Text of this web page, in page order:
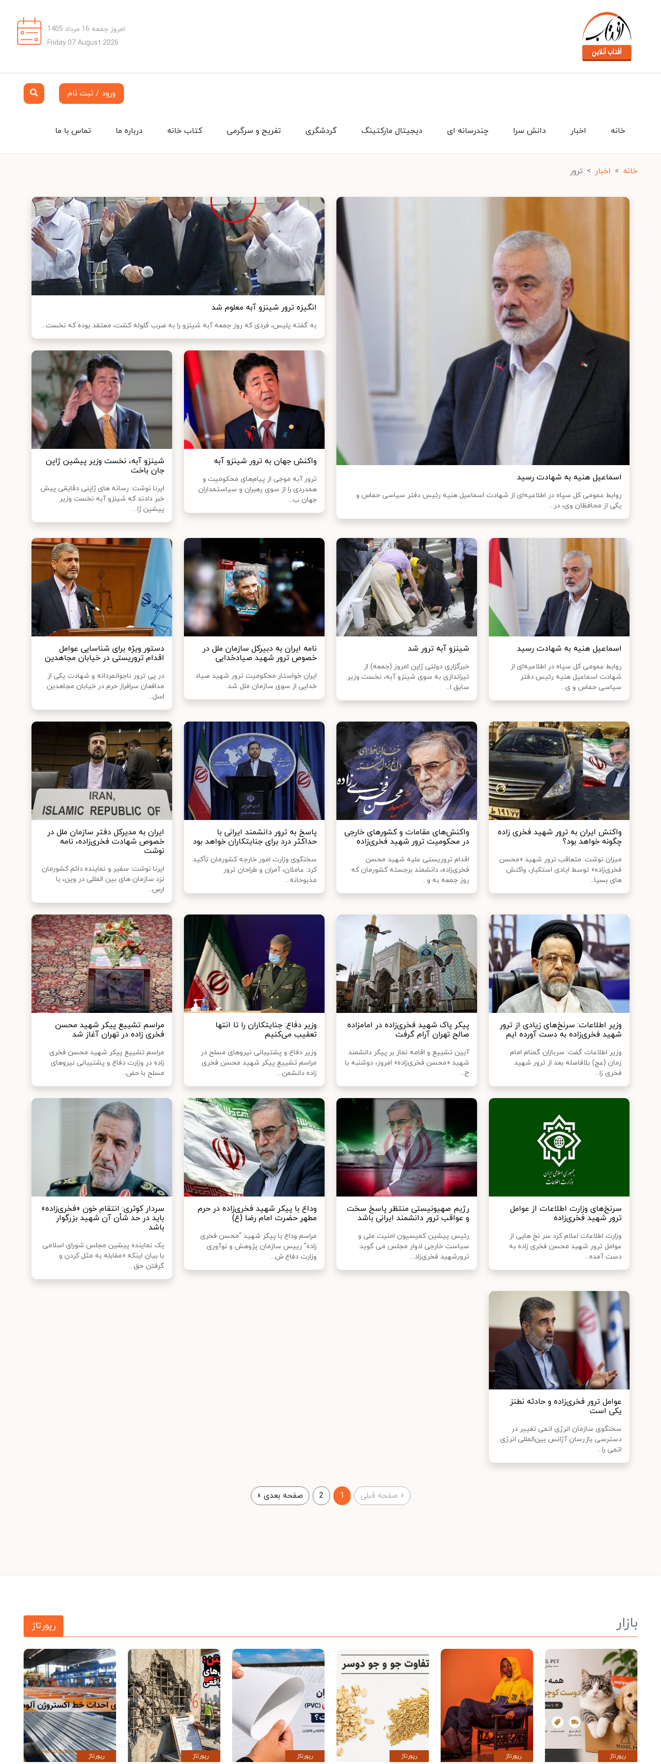
امروز جمعه 16 مرداد 1405
Friday 07 August 2026
ورود / ثبت نام
تماس با ما درباره ما کتاب خانه تفریح و سرگرمی گردشگری دیجیتال مارکتینگ چندرسانه ای دانش سرا اخبار خانه
خانه اخبار ترور
اسماعیل هنیه به شهادت رسید
روابط عمومی کل سپاه در اطلاعیه‌ای از شهادت اسماعیل هنیه رئیس دفتر سیاسی حماس و
یکی از محافظان وی، در...
انگیزه ترور شینزو آبه معلوم شد
به گفته پلیس، فردی که روز جمعه آبه شینزو را به ضرب گلوله کشت، معتقد بوده که نخست...
واکنش جهان به ترور شینزو آبه
ترور آبه موجی از پیام‌های محکومیت و
همدردی را از سوی رهبران و سیاستمداران
جهان ب...
شینزو آبه، نخست وزیر پیشین ژاپن
جان باخت
ایرنا نوشت: رسانه های ژاپنی دقایقی پیش
خبر دادند که شینزو آبه نخست وزیر
پیشین ژا...
اسماعیل هنیه به شهادت رسید
روابط عمومی کل سپاه در اطلاعیه‌ای از
شهادت اسماعیل هنیه رئیس دفتر
سیاسی حماس و ی...
شینزو آبه ترور شد
خبرگزاری دولتی ژاپن امروز (جمعه) از
تیراندازی به سوی شینزو آبه، نخست وزیر
سابق ا...
نامه ایران به دبیرکل سازمان ملل در
خصوص ترور شهید صیادخدایی
ایران خواستار محکومیت ترور شهید صیاد
خدایی از سوی سازمان ملل شد.
دستور ویژه برای شناسایی عوامل
اقدام تروریستی در خیابان مجاهدین
در پی ترور ناجوانمردانه و شهادت یکی از
مدافعان سرافراز حرم در خیابان مجاهدین
اسل...
واکنش ایران به ترور شهید فخری زاده
چگونه خواهد بود؟
میزان نوشت: متعاقب ترور شهید «محسن
فخری‌زاده» توسط ایادی استکبار، واکنش
های بسیا...
واکنش‌های مقامات و کشورهای خارجی
در محکومیت ترور شهید فخری‌زاده
اقدام تروریستی علیه شهید محسن
فخری‌زاده، دانشمند برجسته کشورمان که
روز جمعه به و...
پاسخ به ترور دانشمند ایرانی با
حداکثر درد برای جنایتکاران خواهد بود
سخنگوی وزارت امور خارجه کشورمان تأکید
کرد: عاملان، آمران و طراحان ترور
مذبوحانه...
ایران به مدیرکل دفتر سازمان ملل در
خصوص شهادت فخری‌زاده، نامه
نوشت
ایرنا نوشت: سفیر و نماینده دائم کشورمان
نزد سازمان های بین المللی در وین، با
ارس...
وزیر اطلاعات: سرنخ‌های زیادی از ترور
شهید فخری‌زاده به دست آورده ایم
وزیر اطلاعات گفت: سربازان گمنام امام
زمان (عج) بلافاصله بعد از ترور شهید
فخری زا...
پیکر پاک شهید فخری‌زاده در امامزاده
صالح تهران آرام گرفت
آیین تشییع و اقامه نماز بر پیکر دانشمند
شهید «محسن فخری‌زاده» امروز، دوشنبه با
ح...
وزیر دفاع: جنایتکاران را تا انتها
تعقیب می‌کنیم
وزیر دفاع و پشتیبانی نیروهای مسلح در
مراسم تشییع پیکر شهید محسن فخری
زاده دانشمن...
مراسم تشییع پیکر شهید محسن
فخری زاده در تهران آغاز شد
مراسم تشییع پیکر شهید محسن فخری
زاده در وزارت دفاع و پشتیبانی نیروهای
مسلح با حض...
سرنخ‌های وزارت اطلاعات از عوامل
ترور شهید فخری‌زاده
وزارت اطلاعات اعلام کرد سر نخ هایی از
عوامل ترور شهید محسن فخری زاده به
دست آمده...
رژیم صهیونیستی منتظر پاسخ سخت
و عواقب ترور دانشمند ایرانی باشد
رئیس پیشین کمیسیون امنیت ملی و
سیاست خارجی ادوار مجلس می گوید:
ترورشهید فخری‌زاد...
وداع با پیکر شهید فخری‌زاده در حرم
مطهر حضرت امام رضا (ع)
مراسم وداع با پیکر شهید "محسن فخری
زاده" رییس سازمان پژوهش و نوآوری
وزارت دفاع ش...
سردار کوثری: انتقام خون «فخری‌زاده»
باید در حد شأن آن شهید بزرگوار
باشد
یک نماینده پیشین مجلس شورای اسلامی
با بیان اینکه «مقابله به مثل کردن و
گرفتن حق...
عوامل ترور فخری‌زاده و حادثه نطنز
یکی است
سخنگوی سازمان انرژی اتمی تغییر در
دسترسی بازرسان آژانس بین‌المللی انرژی
اتمی را...
« صفحه قبلی 1
2 صفحه بعدی »
بازار رپورتاژ
رپورتاژ رپورتاژ رپورتاژ رپورتاژ رپورتاژ رپورتاژ